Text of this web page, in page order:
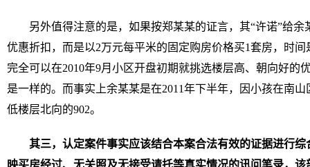
另外值得注意的是，如果按郑某某的证言，其“许诺”给
优惠折扣，而是以2万元每平米的固定购房价格买1套房，时间
完全可以在2010年9月小区开盘初期就挑选楼层高、朝向好的
是一样的。而事实上余某某是在2011年下半年，因小孩在南
低楼层北向的902。
其三，认定案件事实应该结合本案合法有效的证据进行
映买房经过、无关照及无接受请托等真实情况的讯问笔录，